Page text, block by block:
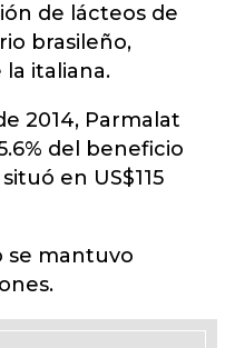
de lácteos de
brasileño,
italiana.
2014, Parmalat
del beneficio
en US$115
se mantuvo